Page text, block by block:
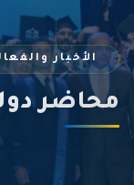
الأخبار
محاضر